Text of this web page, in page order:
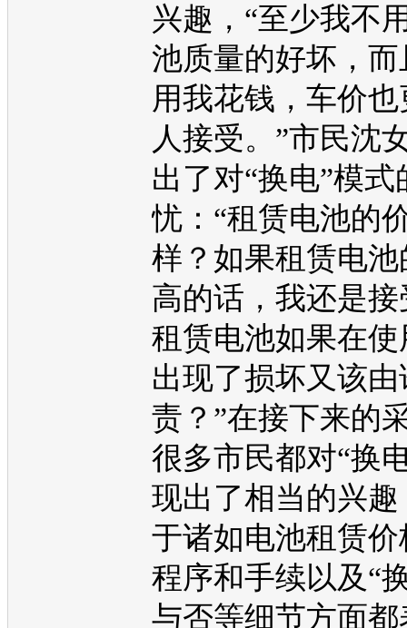
兴趣，“至少我不
池质量的好坏，
用我花钱，车价
人接受。”市民沈
出了对“换电”模式
忧：“租赁电池的
样？如果租赁电
高的话，我还是
租赁电池如果在
出现了损坏又该由
责？”在接下来的
很多市民都对“换
现出了相当的兴
于诸如电池租赁
程序和手续以及“
与否等细节方面